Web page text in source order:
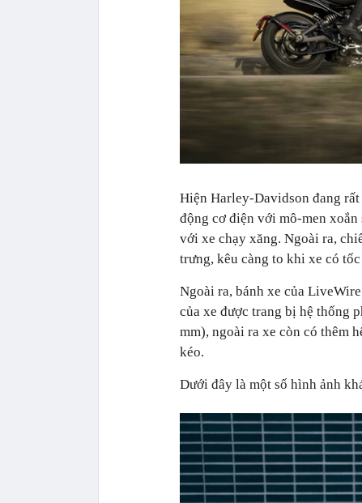
Hiện Harley-Davidson đang
động cơ điện với mô-men
với xe chạy xăng. Ngoài ra,
trưng, kêu càng to khi xe có
Ngoài ra, bánh xe của
của xe được trang bị hệ thống
mm), ngoài ra xe còn có thêm
kéo.
Dưới đây là một số hình ảnh